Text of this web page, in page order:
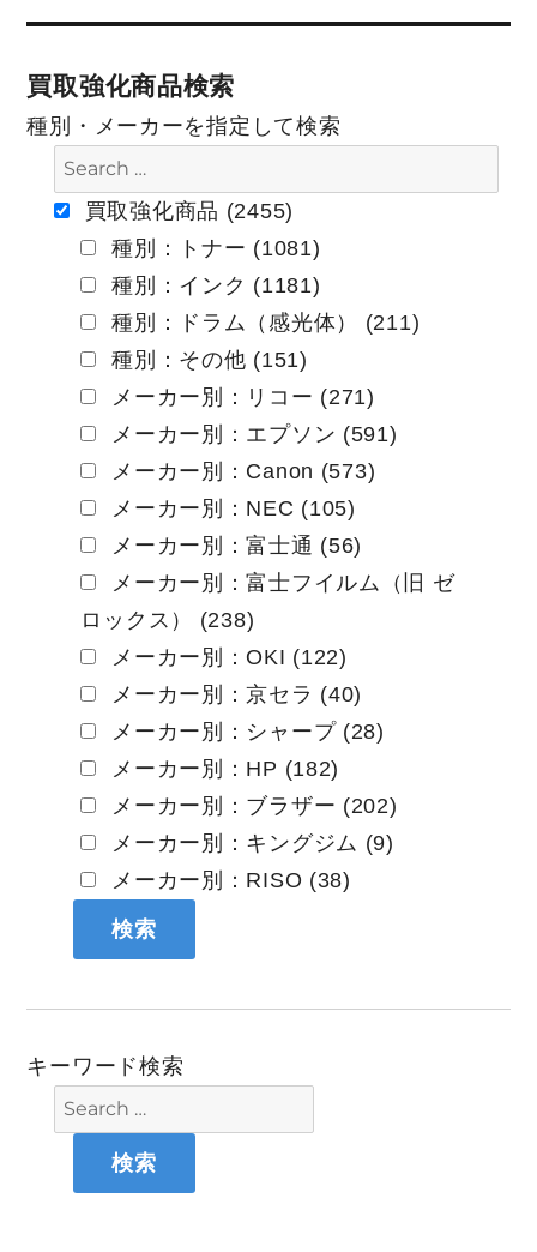
ビ
ー
稿:
買取強化商品検索
種別・メーカーを指定して検索
買取強化商品 (2455)
種別：トナー (1081)
種別：インク (1181)
種別：ドラム（感光体） (211)
種別：その他 (151)
メーカー別：リコー (271)
メーカー別：エプソン (591)
メーカー別：Canon (573)
メーカー別：NEC (105)
メーカー別：富士通 (56)
メーカー別：富士フイルム（旧 ゼ
ロックス） (238)
メーカー別：OKI (122)
メーカー別：京セラ (40)
メーカー別：シャープ (28)
メーカー別：HP (182)
メーカー別：ブラザー (202)
メーカー別：キングジム (9)
メーカー別：RISO (38)
キーワード検索